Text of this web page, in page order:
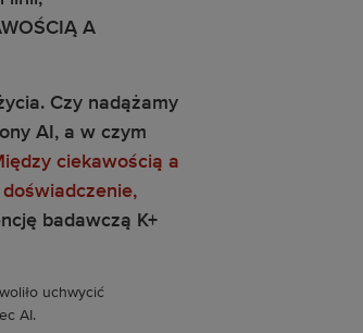
Czy nadążamy
AI, a w czym
ciekawością a
badawczą K+
uchwycić
AI.